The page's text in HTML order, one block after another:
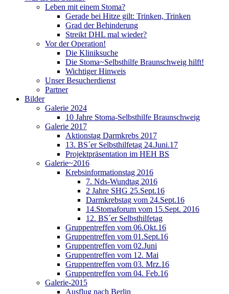
Leben mit einem Stoma?
Gerade bei Hitze gilt: Trinken, Trinken
Grad der Behinderung
Streikt DHL mal wieder?
Vor der Operation!
Die Kliniksuche
Die Stoma~Selbsthilfe Braunschweig hilft!
Wichtiger Hinweis
Unser Besucherdienst
Partner
Bilder
Galerie 2024
10 Jahre Stoma-Selbsthilfe Braunschweig
Galerie 2017
Aktionstag Darmkrebs 2017
13. BS´er Selbsthilfetag 24.Juni.17
Projektpräsentation im HEH BS
Galerie~2016
Krebsinformationstag 2016
7. Nds-Wundtag 2016
2 Jahre SHG 25.Sept.16
Darmkrebstag vom 24.Sept.16
14.Stomaforum vom 15.Sept. 2016
12. BS´er Selbsthilfetag
Gruppentreffen vom 06.Okt.16
Gruppentreffen vom 01.Sept.16
Gruppentreffen vom 02.Juni
Gruppentreffen vom 12. Mai
Gruppentreffen vom 03. Mrz.16
Gruppentreffen vom 04. Feb.16
Galerie-2015
Ausflug nach Berlin